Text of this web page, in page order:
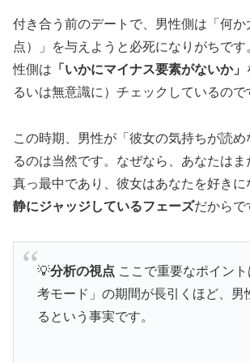
付き合う前のデートで、男性側は「何か
点）」を与えようと必死になりがちで
性側は 「いかにマイナス要素がないか」
るいは無意識に）チェックしているので
この時期、男性が「彼女の気持ちが読め
るのは当然です。なぜなら、あなたは
真っ最中であり、彼女はあなたを好きに
静にジャッジしているフェーズだからで
💡分析の視点 ここで重要なポイン
考モード」の期間が長引くほど、男
るという事実です。